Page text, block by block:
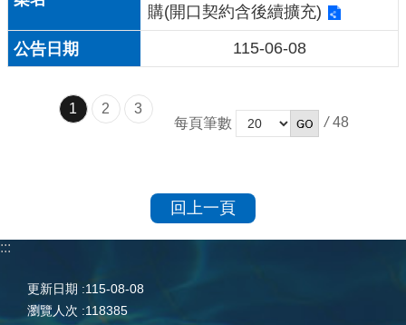
購(開口契約含後續擴充)
115-06-08
1 2
3
每頁筆數
/ 48
回上一頁
:::
更新日期
115-08-08
瀏覽人次
118385